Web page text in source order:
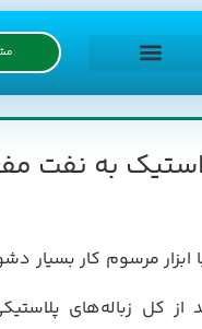
به نفت
ابزار مرسوم کار بسیار
فقط ۹‌درصد از کل زباله‌های